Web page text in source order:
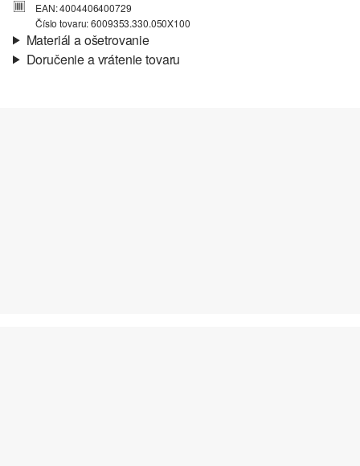
EAN: 4004406400729
Číslo tovaru: 6009353.330.050X100
Materiál a ošetrovanie
Doručenie a vrátenie tovaru